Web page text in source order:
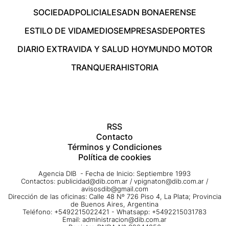
SOCIEDADPOLICIALESADN BONAERENSE
ESTILO DE VIDAMEDIOSEMPRESASDEPORTES
DIARIO EXTRAVIDA Y SALUD HOYMUNDO MOTOR
TRANQUERAHISTORIA
RSS
Contacto
Términos y Condiciones
Política de cookies
Agencia DIB - Fecha de Inicio: Septiembre 1993
Contactos: publicidad@dib.com.ar / vpignaton@dib.com.ar /
avisosdib@gmail.com
Dirección de las oficinas: Calle 48 Nº 726 Piso 4, La Plata; Provincia
de Buenos Aires, Argentina
Teléfono: +5492215022421 - Whatsapp: +5492215031783
Email: administracion@dib.com.ar